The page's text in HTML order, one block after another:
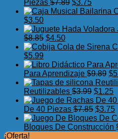
Piezas $7.89
precio
era:
$3.75
precio
es:
El
precio
original
era:
$7.75.
$3.50El
precio
actual
es:
$8.85 El
precio
era:
$8.85.
$4.50El
precio
es:
$4.50.
El
precio
original
era:
$9.75.
$5.99
precio
actual
es:
$5.99.
Para Aprendizaje $9.89 El
$
Reutilizables $3.99 El
precio
original
era:
$3.99.
$1.25El
De 40 Piezas $7.85 El
precio
$3.75El
Bloques De Construcción
¡Oferta!